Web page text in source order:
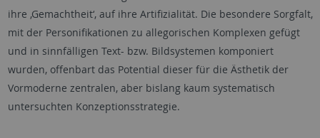
ihre ,Gemachtheit‘, auf ihre Artifizialität. Die besondere Sorgfalt,
mit der Personifikationen zu allegorischen Komplexen gefügt
und in sinnfälligen Text- bzw. Bildsystemen komponiert
wurden, offenbart das Potential dieser für die Ästhetik der
Vormoderne zentralen, aber bislang kaum systematisch
untersuchten Konzeptionsstrategie.